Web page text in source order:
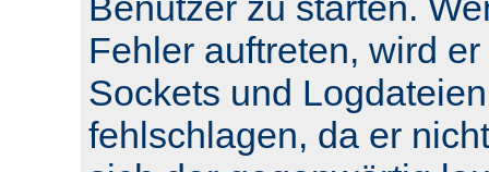
Fehler auftreten, wird
Sockets und
fehlschlagen, da er